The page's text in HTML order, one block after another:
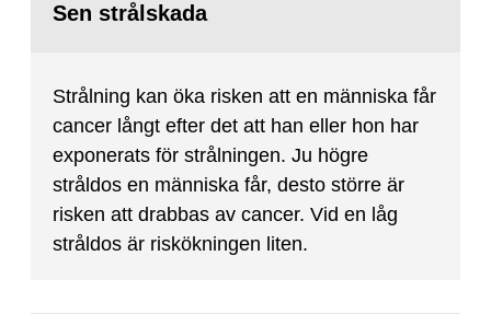
Sen strålskada
Strålning kan öka risken att en människa får
cancer långt efter det att han eller hon har
exponerats för strålningen. Ju högre
stråldos en människa får, desto större är
risken att drabbas av cancer. Vid en låg
stråldos är riskökningen liten.